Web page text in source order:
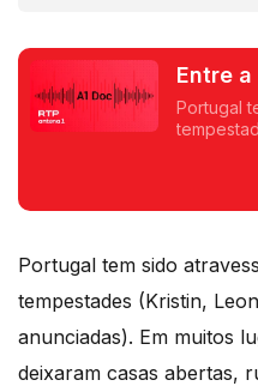
Entre
silêncio
Portugal
Rita
Portugal tem sido
tempestades (Kristin,
anunciadas). Em muitos
deixaram casas abertas,